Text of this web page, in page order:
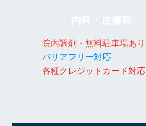
院内調剤・無料駐車場あり
​​バリアフリー対応
​各種クレジットカード対応